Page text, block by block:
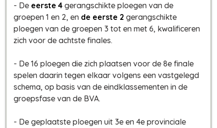
- De eerste 4 gerangschikte ploegen van de
groepen 1 en 2, en de eerste 2 gerangschikte
ploegen van de groepen 3 tot en met 6, kwalificeren
zich voor de achtste finales.
- De 16 ploegen die zich plaatsen voor de 8e finale
spelen daarin tegen elkaar volgens een vastgelegd
schema, op basis van de eindklassementen in de
groepsfase van de BVA.
- De geplaatste ploegen uit 3e en 4e provinciale